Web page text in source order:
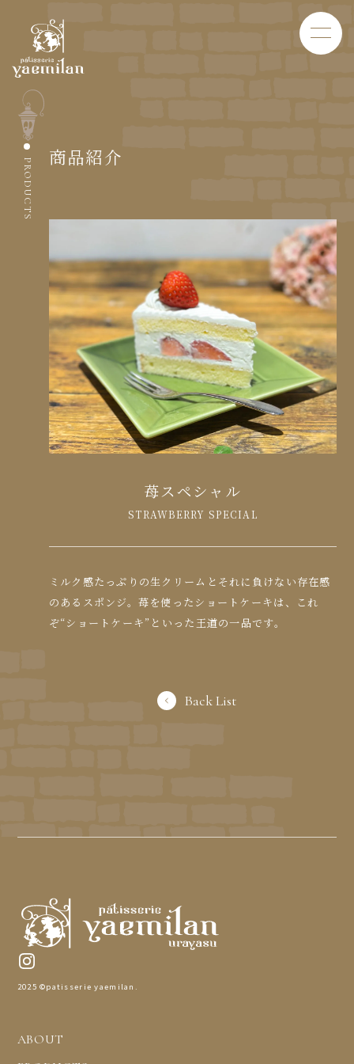
PRODUCTS
商品紹介
苺スペシャル
STRAWBERRY SPECIAL
ミルク感たっぷりの生クリームとそれに負けない存在感
のあるスポンジ。苺を使ったショートケーキは、これ
ぞ“ショートケーキ”といった王道の一品です。
Back List
2025 ©patisserie yaemilan.
ABOUT